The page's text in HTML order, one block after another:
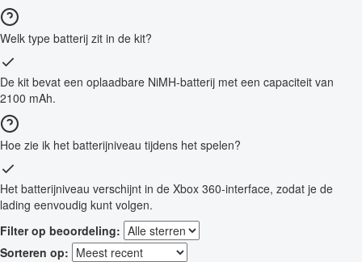
Welk type batterij zit in de kit?
De kit bevat een oplaadbare NiMH-batterij met een capaciteit van
2100 mAh.
Hoe zie ik het batterijniveau tijdens het spelen?
Het batterijniveau verschijnt in de Xbox 360-interface, zodat je de
lading eenvoudig kunt volgen.
Filter op beoordeling:
Sorteren op: